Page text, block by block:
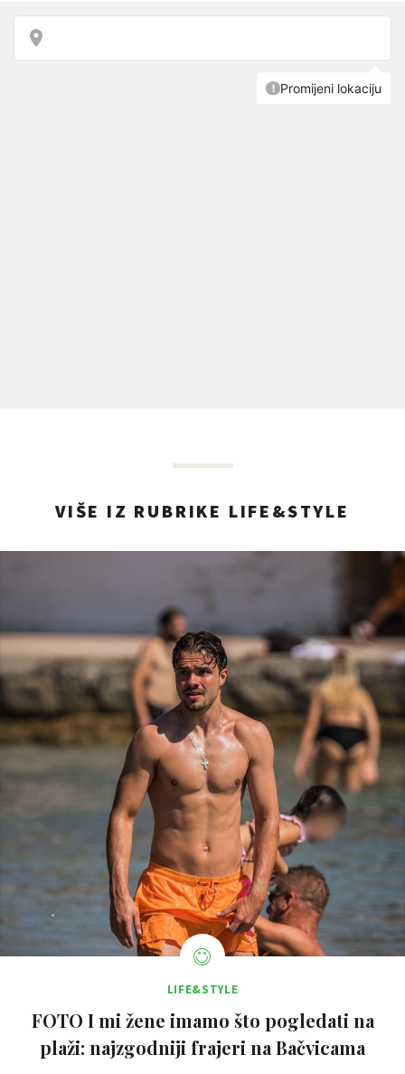
VIŠE IZ RUBRIKE LIFE&STYLE
LIFE&STYLE
FOTO I mi žene imamo što pogledati na
plaži: najzgodniji frajeri na Bačvicama